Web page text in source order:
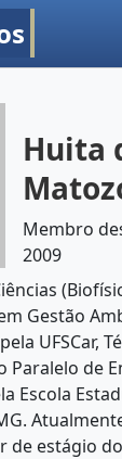
Huita
Membro
2009
Gestão
UFSCar,
Paralelo de
Escola
de estágio